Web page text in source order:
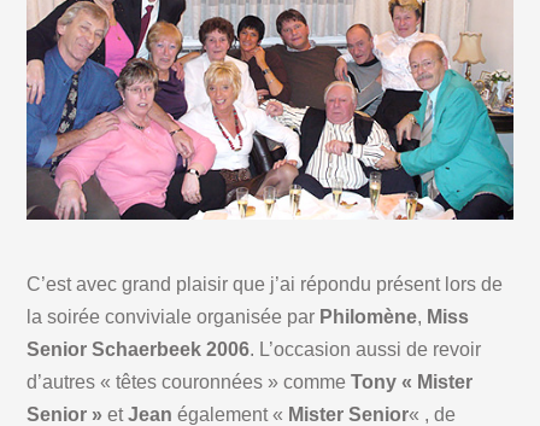
C’est avec grand plaisir que j’ai répondu présent lors de
la soirée conviviale organisée par Philomène, Miss
Senior Schaerbeek 2006. L’occasion aussi de revoir
d’autres « têtes couronnées » commeTony « Mister
Senior » etJean également « Mister Senior« , de